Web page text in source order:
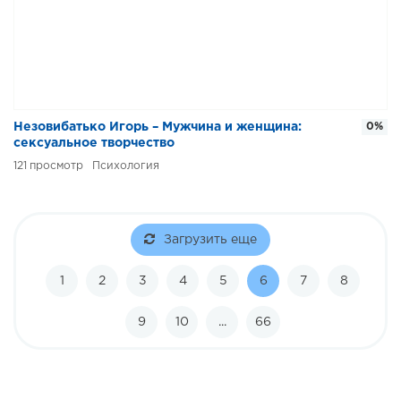
Незовибатько Игорь – Мужчина и женщина:
сексуальное творчество
121 Психология
0%
Загрузить еще
1 2 3 4 5 6 7 8
9 10 ... 66